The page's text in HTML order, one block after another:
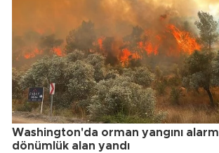
Washington'da orman yangını
dönümlük alan yandı